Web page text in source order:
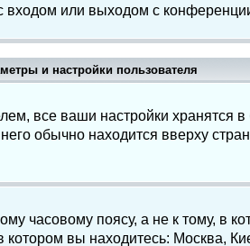
или выходом с
и настройки пользователя
все ваши настройки хранятся
обычно находится вверху
часовому поясу, а не к тому, в
вы находитесь: Москва,